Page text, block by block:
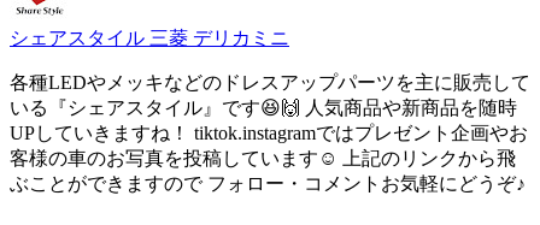
シェアスタイル 三菱 デリカミニ
各種LEDやメッキなどのドレスアップパーツを主に販売して
いる『シェアスタイル』です😆🙌 人気商品や新商品を随時
UPしていきますね！ tiktok.instagramではプレゼント企画やお
客様の車のお写真を投稿しています☺️ 上記のリンクから飛
ぶことができますので フォロー・コメントお気軽にどうぞ♪